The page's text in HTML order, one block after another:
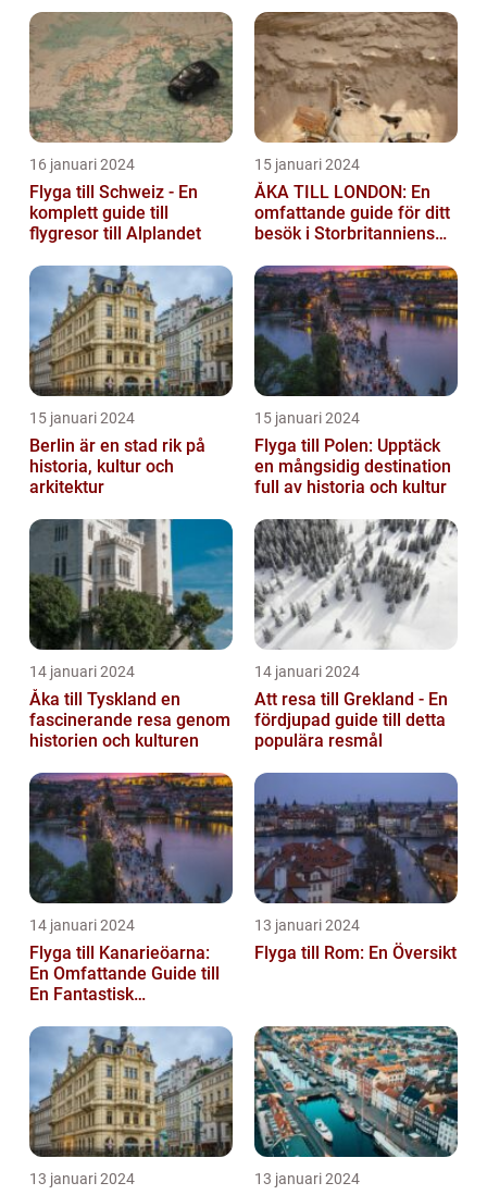
16 januari 2024
Flyga till Schweiz - En
komplett guide till
flygresor till Alplandet
15 januari 2024
ÅKA TILL LONDON: En
omfattande guide för ditt
besök i Storbritanniens
15 januari 2024
Berlin är en stad rik på
historia, kultur och
arkitektur
15 januari 2024
Flyga till Polen: Upptäck
en mångsidig destination
full av historia och kultur
14 januari 2024
Åka till Tyskland en
fascinerande resa genom
historien och kulturen
14 januari 2024
Att resa till Grekland - En
fördjupad guide till detta
populära resmål
14 januari 2024
Flyga till Kanarieöarna:
En Omfattande Guide till
En Fantastisk
13 januari 2024
Flyga till Rom: En Översikt
13 januari 2024 13 januari 2024